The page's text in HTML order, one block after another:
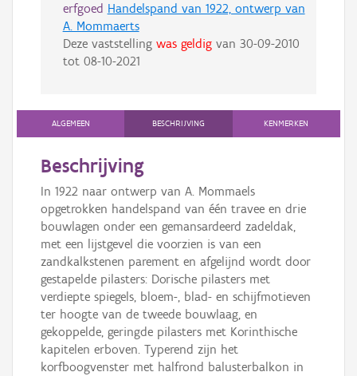
erfgoed Handelspand van 1922, ontwerp van
A. Mommaerts
Deze vaststelling was geldigvan 30-09-2010
tot 08-10-2021
ALGEMEEN BESCHRIJVING KENMERKEN
Beschrijving
In 1922 naar ontwerp van A. Mommaels
opgetrokken handelspand van één travee en drie
bouwlagen onder een gemansardeerd zadeldak,
met een lijstgevel die voorzien is van een
zandkalkstenen parement en afgelijnd wordt door
gestapelde pilasters: Dorische pilasters met
verdiepte spiegels, bloem-, blad- en schijfmotieven
ter hoogte van de tweede bouwlaag, en
gekoppelde, geringde pilasters met Korinthische
kapitelen erboven. Typerend zijn het
korfboogvenster met halfrond balusterbalkon in